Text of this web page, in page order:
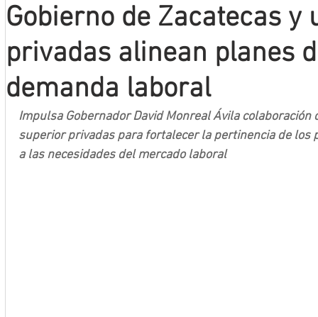
Mineros LNBP
Gobierno de Zacatecas y
privadas alinean planes
demanda laboral
Impulsa Gobernador David Monreal Ávila
superior privadas para fortalecer la pertinencia de los
a las necesidades del mercado laboral